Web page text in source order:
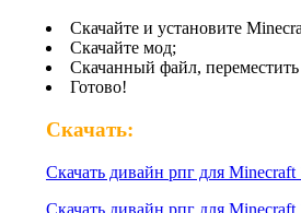
Скачайте и установите
Скачайте мод;
Скачанный файл,
Готово!
Скачать:
Скачать дивайн рпг для
Скачать дивайн рпг для